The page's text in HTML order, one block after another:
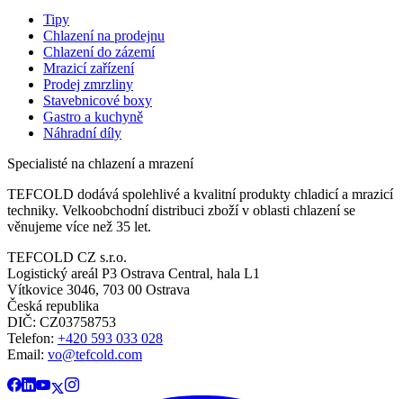
Tipy
Chlazení na prodejnu
Chlazení do zázemí
Mrazicí zařízení
Prodej zmrzliny
Stavebnicové boxy
Gastro a kuchyně
Náhradní díly
Specialisté na chlazení a mrazení
TEFCOLD dodává spolehlivé a kvalitní produkty chladicí a mrazicí
techniky. Velkoobchodní distribuci zboží v oblasti chlazení se
věnujeme více než 35 let.
TEFCOLD CZ s.r.o.
Logistický areál P3 Ostrava Central, hala L1
Vítkovice 3046, 703 00 Ostrava
Česká republika
DIČ: CZ03758753​​​​​​
Telefon: +420 593 033 028
Email: vo@tefcold.com